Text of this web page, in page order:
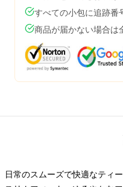
すべての小包に追跡番
商品が届かない場合は
日常のスムーズで快適なティ